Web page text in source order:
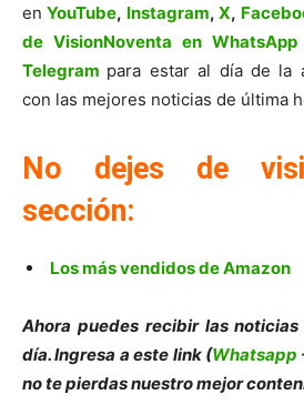
enYouTube, Instagram,X,
de VisionNoventa en WhatsApp
Telegram para estar al día de la
con las mejores noticias de última
No dejes de
sección:
Los más vendidos de Amazon
Ahora puedes recibir las
día. Ingresa a este link (Whatsapp
no te pierdas nuestro mejor